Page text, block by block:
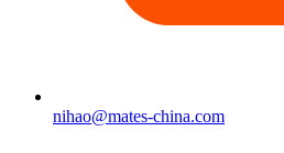
nihao@mates-china.com